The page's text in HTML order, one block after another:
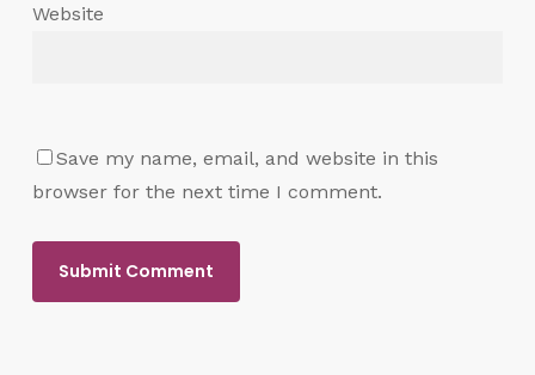
Website
Save my name, email, and website in this
browser for the next time I comment.